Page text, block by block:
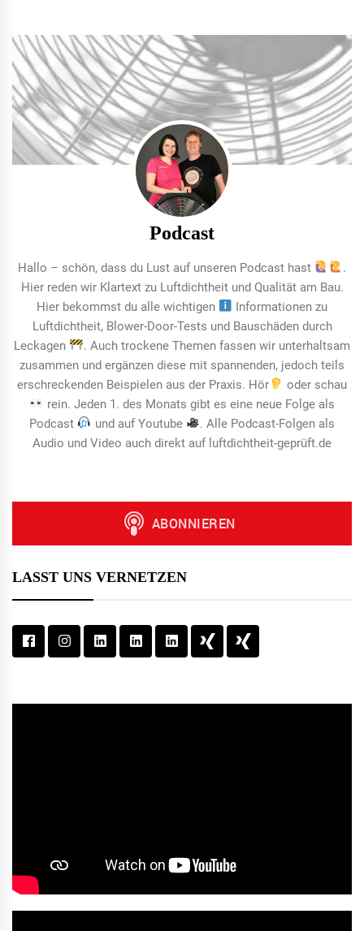
Podcast
Hallo – schön, dass du Lust auf unseren Podcast hast
.
Hier reden wir Klartext zu Luftdichtheit und Qualität am Bau.
Hier bekommst du alle wichtigen
Informationen zu
Luftdichtheit, Blower-Door-Tests und Bauschäden durch
Leckagen
. Auch trockene Themen fassen wir unterhaltsam
zusammen und ergänzen diese mit spannenden, jedoch teils
erschreckenden Beispielen aus der Praxis. Hör
oder schau
rein. Jeden 1. des Monats gibt es eine neue Folge als
Podcast
und auf Youtube
. Alle Podcast-Folgen als
Audio und Video auch direkt auf luftdichtheit-geprüft.de
LASST UNS VERNETZEN